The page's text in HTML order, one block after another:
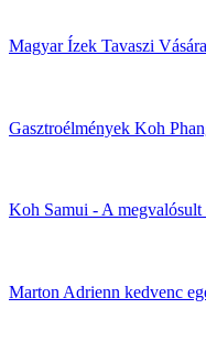
Magyar Ízek Tavaszi Vására
Gasztroélmények Koh
Koh Samui - A megvalósult
Marton Adrienn kedvenc